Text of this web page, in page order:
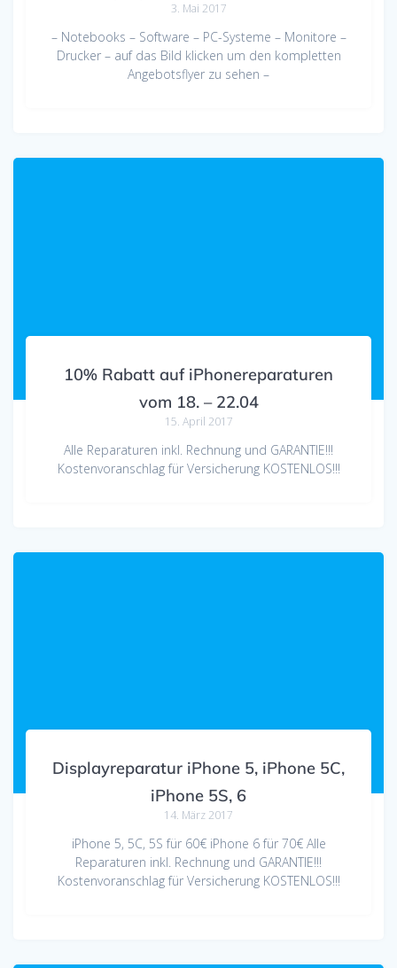
3. Mai 2017
– Notebooks – Software – PC-Systeme – Monitore –
Drucker – auf das Bild klicken um den kompletten
Angebotsflyer zu sehen –
10% Rabatt auf iPhonereparaturen
vom 18. – 22.04
15. April 2017
Alle Reparaturen inkl. Rechnung und GARANTIE!!!
Kostenvoranschlag für Versicherung KOSTENLOS!!!
Displayreparatur iPhone 5, iPhone 5C,
iPhone 5S, 6
14. März 2017
iPhone 5, 5C, 5S für 60€ iPhone 6 für 70€ Alle
Reparaturen inkl. Rechnung und GARANTIE!!!
Kostenvoranschlag für Versicherung KOSTENLOS!!!